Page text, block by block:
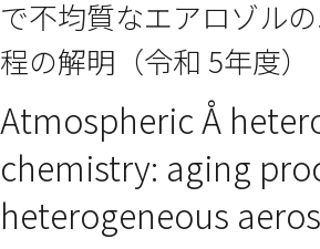
ドウで開きます）
ンドウで開きます）
ウインドウで開きます）
で不均質なエアロゾル
程の解明（令和 5年度）
Atmospheric Å
chemistry: aging
heterogeneous